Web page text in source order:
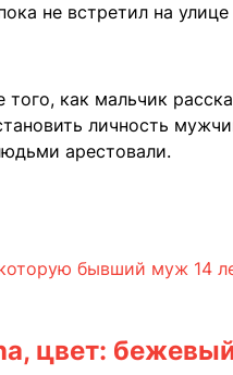
не встретил на
как мальчик
личность
арестовали.
бывший муж 14
цвет: